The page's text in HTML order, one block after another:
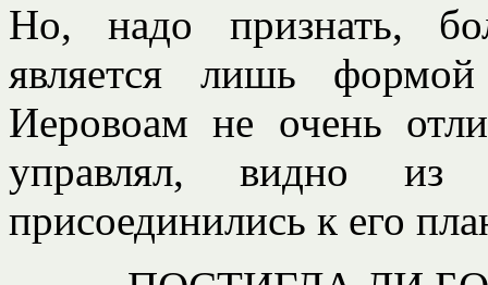
Но, надо признать,
является лишь
Иеровоам не очень
управлял, видно
присоединились к его